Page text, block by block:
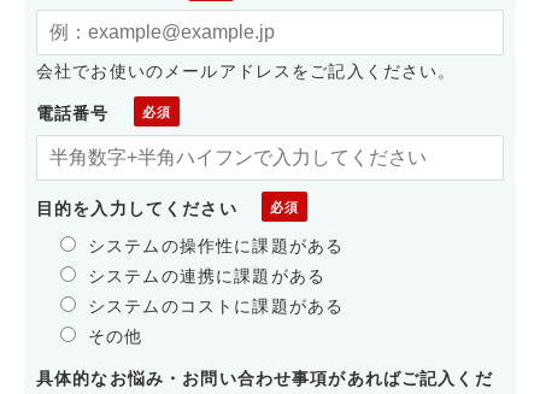
会社でお使いのメールアドレスをご記入ください。
電話番号
目的を入力してください
システムの操作性に課題がある
システムの連携に課題がある
システムのコストに課題がある
その他
具体的なお悩み・お問い合わせ事項があればご記入くだ